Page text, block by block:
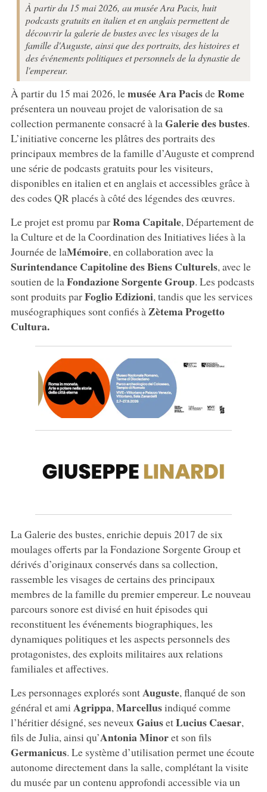
À partir du 15 mai 2026, au musée Ara Pacis, huit
podcasts gratuits en italien et en anglais permettent de
découvrir la galerie de bustes avec les visages de la
famille d'Auguste, ainsi que des portraits, des histoires et
des événements politiques et personnels de la dynastie de
l'empereur.
À partir du 15 mai 2026, lemusée Ara PacisdeRome
présentera un nouveau projet de valorisation de sa
collection permanente consacré à la Galerie des bustes.
L’initiative concerne les plâtres des portraits des
principaux membres de la famille d’Auguste et comprend
une série de podcasts gratuits pour les visiteurs,
disponibles en italien et en anglais et accessibles grâce à
des codes QR placés à côté des légendes des œuvres.
Le projet est promu parRomaCapitale, Département de
la Culture et de la Coordination des Initiatives liées à la
Journée de laMémoire, en collaboration avec la
Surintendance Capitoline des Biens Culturels, avec le
soutien de la Fondazione Sorgente Group. Les podcasts
sont produits parFoglio Edizioni, tandis que les services
muséographiques sont confiés à Zètema Progetto
Cultura.
La Galerie des bustes, enrichie depuis 2017 de six
moulages offerts par la Fondazione Sorgente Group et
dérivés d’originaux conservés dans sa collection,
rassemble les visages de certains des principaux
membres de la famille du premier empereur. Le nouveau
parcours sonore est divisé en huit épisodes qui
reconstituent les événements biographiques, les
dynamiques politiques et les aspects personnels des
protagonistes, des exploits militaires aux relations
familiales et affectives.
Les personnages explorés sontAuguste, flanqué de son
général et ami Agrippa, Marcellusindiqué comme
l’héritier désigné, ses neveux GaiusetLuciusCaesar,
fils de Julia, ainsi qu’AntoniaMinoret son fils
Germanicus. Le système d’utilisation permet une écoute
autonome directement dans la salle, complétant la visite
du musée par un contenu approfondi accessible via un